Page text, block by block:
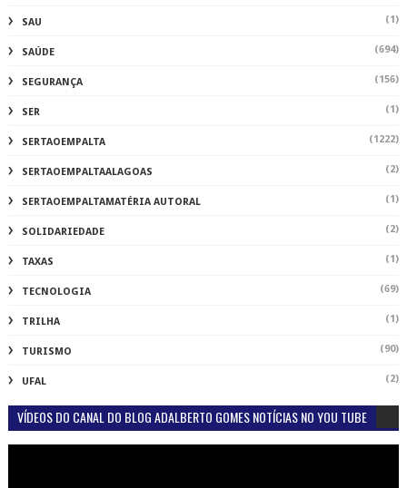
SAU (1)
SAÚDE (694)
SEGURANÇA (156)
SER (1)
SERTAOEMPALTA (1222)
SERTAOEMPALTAALAGOAS (2)
SERTAOEMPALTAMATÉRIA AUTORAL (1)
SOLIDARIEDADE (2)
TAXAS (1)
TECNOLOGIA (69)
TRILHA (1)
TURISMO (90)
UFAL (2)
VÍDEOS DO CANAL DO BLOG ADALBERTO GOMES NOTÍCIAS NO YOU TUBE